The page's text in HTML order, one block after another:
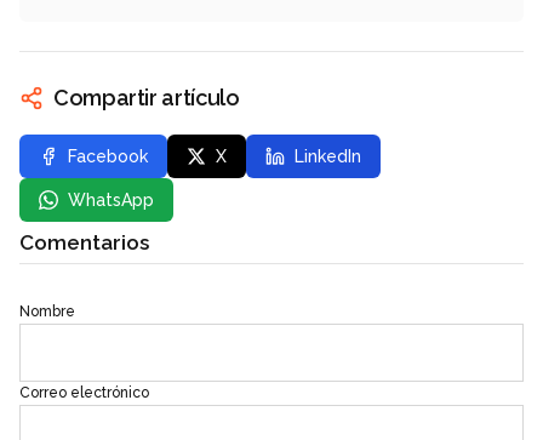
Compartir artículo
Facebook X LinkedIn
WhatsApp
Comentarios
Nombre
Correo electrónico